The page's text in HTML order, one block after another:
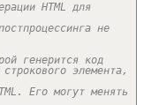
HTML для
не
генерится код
элемента,
Его могут менять